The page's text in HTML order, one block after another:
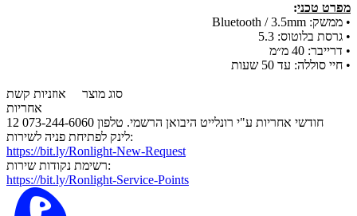
מפרט טכני:
• ממשק: Bluetooth / 3.5mm
• גרסת בלוטוס: 5.3
• דרייבר: 40 מ״מ
• חיי סוללה: עד 50 שעות
סוג מוצר אוזניות קשת
אחריות
12 חודשי אחריות ע"י רונלייט היבואן הרשמי. טלפון 073-244-6060
לינק לפתיחת פניה לשירות:
https://bit.ly/Ronlight-New-Request
רשימת נקודות שירות:
https://bit.ly/Ronlight-Service-Points